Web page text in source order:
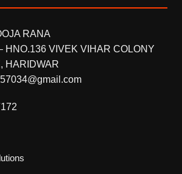
RANA
HNO.136 VIVEK VIHAR COLONY
HARIDWAR